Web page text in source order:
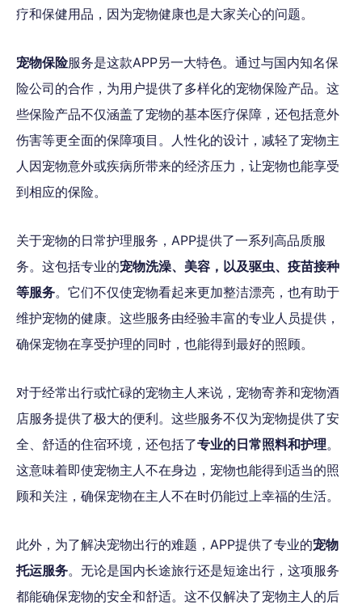
疗和保健用品，因为宠物健康也是大家关心的问题。
宠物保险服务是这款APP另一大特色。通过与国内知名保
险公司的合作，为用户提供了多样化的宠物保险产品。这
些保险产品不仅涵盖了宠物的基本医疗保障，还包括意外
伤害等更全面的保障项目。人性化的设计，减轻了宠物主
人因宠物意外或疾病所带来的经济压力，让宠物也能享受
到相应的保险。
关于宠物的日常护理服务，APP提供了一系列高品质服
务。这包括专业的宠物洗澡、美容，以及驱虫、疫苗接种
等服务。它们不仅使宠物看起来更加整洁漂亮，也有助于
维护宠物的健康。这些服务由经验丰富的专业人员提供，
确保宠物在享受护理的同时，也能得到最好的照顾。
对于经常出行或忙碌的宠物主人来说，宠物寄养和宠物酒
店服务提供了极大的便利。这些服务不仅为宠物提供了安
全、舒适的住宿环境，还包括了专业的日常照料和护理。
这意味着即使宠物主人不在身边，宠物也能得到适当的照
顾和关注，确保宠物在主人不在时仍能过上幸福的生活。
此外，为了解决宠物出行的难题，APP提供了专业的宠物
托运服务。无论是国内长途旅行还是短途出行，这项服务
都能确保宠物的安全和舒适。这不仅解决了宠物主人的后